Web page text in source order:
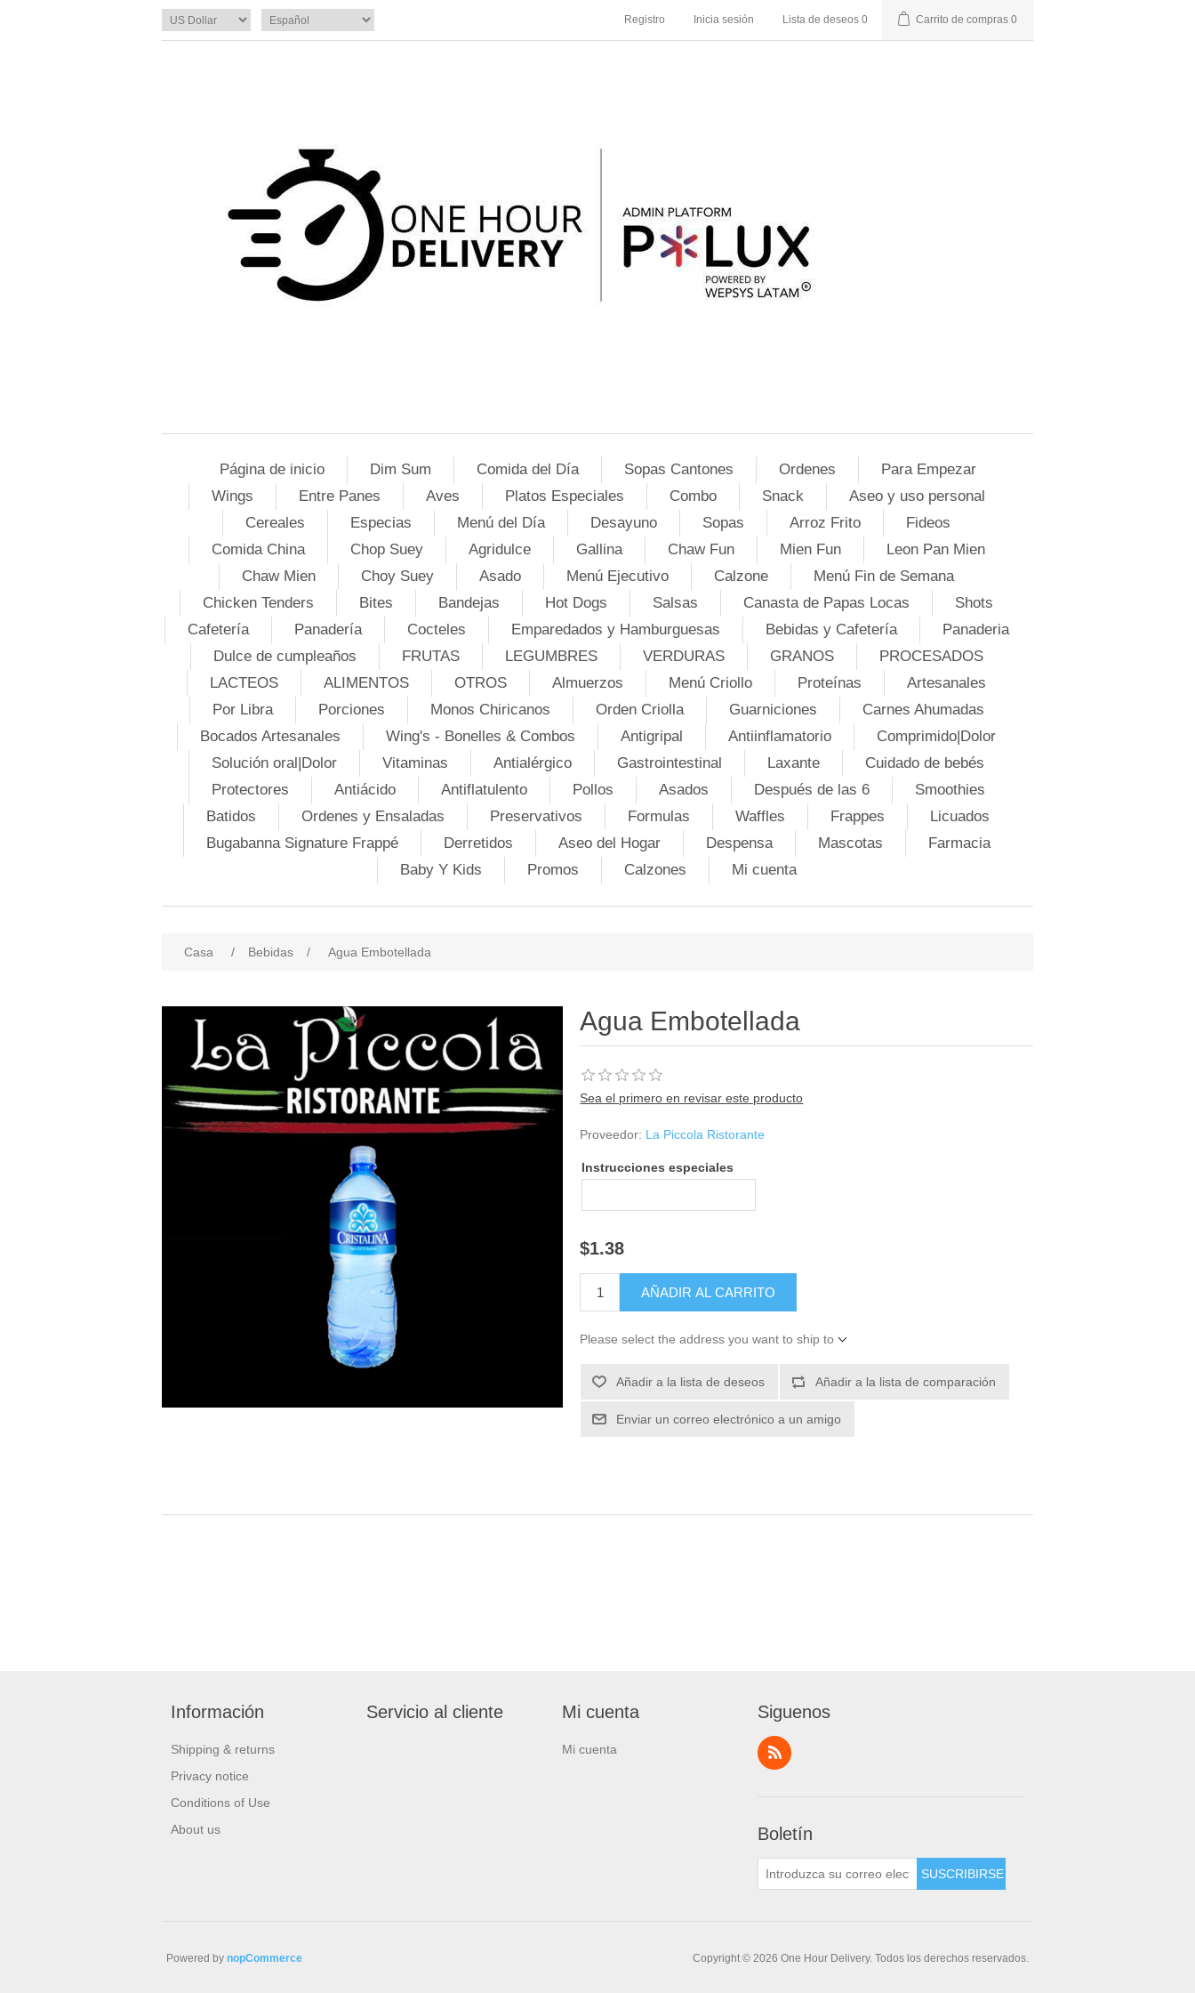
Registro Inicia sesión Lista de deseos 0 Carrito de compras 0
Página de inicio Dim Sum Comida del Día Sopas Cantones Ordenes
Para Empezar
Wings
Entre Panes Aves Platos Especiales Combo Snack
Aseo y uso personal
Cereales
Especias Menú del Día Desayuno Sopas Arroz Frito
Fideos
Comida China
Chop Suey Agridulce Gallina Chaw Fun Mien Fun
Leon Pan Mien
Chaw Mien
Choy Suey Asado Menú Ejecutivo Calzone
Menú Fin de Semana
Chicken Tenders
Bites Bandejas Hot Dogs Salsas Canasta de Papas Locas
Shots
Cafetería
Panadería Cocteles Emparedados y Hamburguesas Bebidas y Cafetería
Panaderia
Dulce de cumpleaños
FRUTAS LEGUMBRES VERDURAS GRANOS
PROCESADOS
LACTEOS
ALIMENTOS OTROS Almuerzos Menú Criollo Proteínas
Artesanales
Por Libra
Porciones Monos Chiricanos Orden Criolla Guarniciones
Carnes Ahumadas
Bocados Artesanales
Wing's - Bonelles & Combos Antigripal Antiinflamatorio
Comprimido|Dolor
Solución oral|Dolor
Vitaminas Antialérgico Gastrointestinal Laxante
Cuidado de bebés
Protectores
Antiácido Antiflatulento Pollos Asados Después de las 6
Smoothies
Batidos
Ordenes y Ensaladas Preservativos Formulas Waffles Frappes
Licuados
Bugabanna Signature Frappé
Derretidos Aseo del Hogar Despensa Mascotas
Farmacia
Baby Y Kids
Promos Calzones Mi cuenta
Casa / Bebidas / Agua Embotellada
Agua Embotellada
Sea el primero en revisar este producto
Proveedor: La Piccola Ristorante
Instrucciones especiales
$1.38
Please select the address you want to ship to
Información
Shipping & returns
Privacy notice
Conditions of Use
About us
Servicio al cliente Mi cuenta
Mi cuenta
Siguenos
Boletín
Copyright © 2026 One Hour Delivery. Todos los derechos reservados.
Powered by nopCommerce